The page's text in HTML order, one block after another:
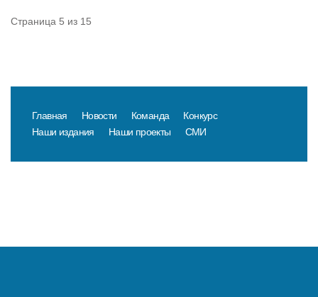
Страница 5 из 15
Главная Новости Команда
Конкурс
Наши издания
Наши проекты СМИ